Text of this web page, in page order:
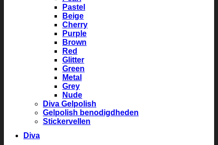
Pastel
Beige
Cherry
Purple
Brown
Red
Glitter
Green
Metal
Grey
Nude
Diva Gelpolish
Gelpolish benodigdheden
Stickervellen
Diva